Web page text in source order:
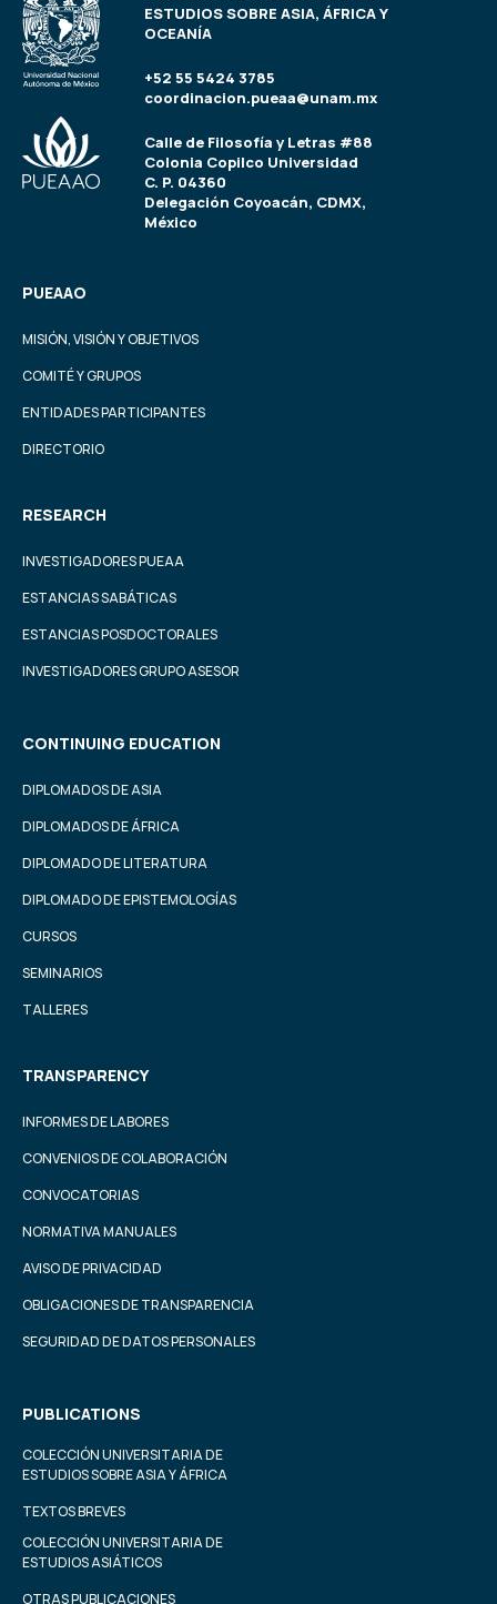
ESTUDIOS SOBRE ASIA, ÁFRICA Y
OCEANÍA
+52 55 5424 3785
coordinacion.pueaa@unam.mx
Calle de Filosofía y Letras #88
Colonia Copilco Universidad
C. P. 04360
Delegación Coyoacán, CDMX,
México
PUEAAO
MISIÓN, VISIÓN Y OBJETIVOS
COMITÉ Y GRUPOS
ENTIDADES PARTICIPANTES
DIRECTORIO
RESEARCH
INVESTIGADORES PUEAA
ESTANCIAS SABÁTICAS
ESTANCIAS POSDOCTORALES
INVESTIGADORES GRUPO ASESOR
CONTINUING EDUCATION
DIPLOMADOS DE ASIA
DIPLOMADOS DE ÁFRICA
DIPLOMADO DE LITERATURA
DIPLOMADO DE EPISTEMOLOGÍAS
CURSOS
SEMINARIOS
TALLERES
TRANSPARENCY
INFORMES DE LABORES
CONVENIOS DE COLABORACIÓN
CONVOCATORIAS
NORMATIVA MANUALES
AVISO DE PRIVACIDAD
OBLIGACIONES DE TRANSPARENCIA
SEGURIDAD DE DATOS PERSONALES
PUBLICATIONS
COLECCIÓN UNIVERSITARIA DE
ESTUDIOS SOBRE ASIA Y ÁFRICA
TEXTOS BREVES
COLECCIÓN UNIVERSITARIA DE
ESTUDIOS ASIÁTICOS
OTRAS PUBLICACIONES